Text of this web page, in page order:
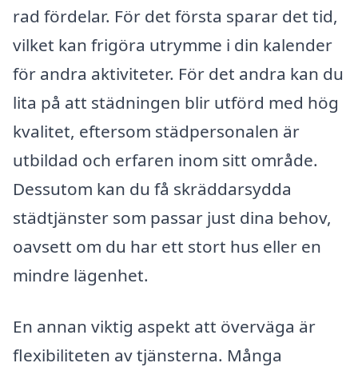
rad fördelar. För det första sparar det tid,
vilket kan frigöra utrymme i din kalender
för andra aktiviteter. För det andra kan du
lita på att städningen blir utförd med hög
kvalitet, eftersom städpersonalen är
utbildad och erfaren inom sitt område.
Dessutom kan du få skräddarsydda
städtjänster som passar just dina behov,
oavsett om du har ett stort hus eller en
mindre lägenhet.
En annan viktig aspekt att överväga är
flexibiliteten av tjänsterna. Många